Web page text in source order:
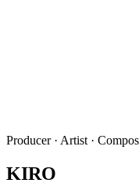
Producer · Artist ·
KIRO